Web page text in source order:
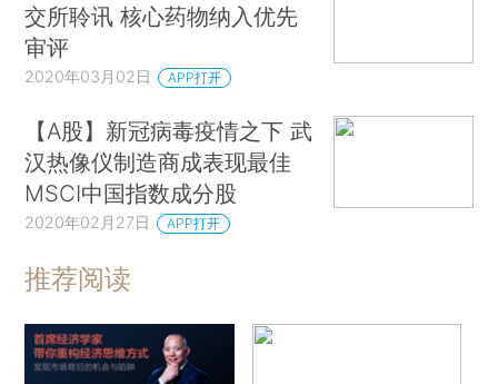
交所聆讯 核心药物纳入优先
审评
2020年03月02日 APP打开
【A股】新冠病毒疫情之下 武
汉热像仪制造商成表现最佳
MSCI中国指数成分股
2020年02月27日 APP打开
推荐阅读